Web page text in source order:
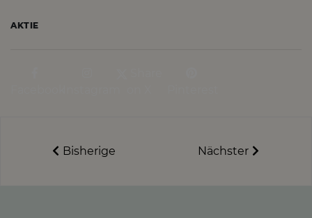
AKTIE
Bisherige Nächster